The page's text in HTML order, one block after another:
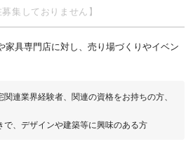
募集しておりません】
家具専門店に対し、売り場づくりやイベン
連業界経験者、関連の資格をお持ちの方、
で、デザインや建築等に興味のある方